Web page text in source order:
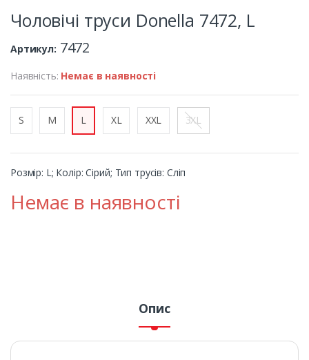
Чоловічі труси Donella 7472, L
Артикул: 7472
Наявність: Немає в наявності
S M L XL XXL 3XL
Розмір: L; Колір: Сірий; Тип трусів: Сліп
Немає в наявності
Опис